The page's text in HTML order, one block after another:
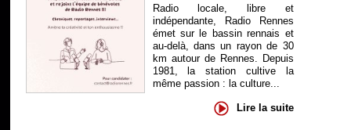
Radio locale, libre et
indépendante, Radio Rennes
émet sur le bassin rennais et
au-delà, dans un rayon de 30
km autour de Rennes. Depuis
1981, la station cultive la
même passion : la culture...
Lire la suite